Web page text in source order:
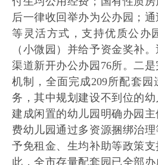
后一律收回举办为公办园；
等灵活方式，支持优质公办
（小微园）并给予资金奖补
渠道新开办公办园76所。二
机制，全面完成209所配套
务，其中规划建设不到位的幼
建成闲置的幼儿园明确办园
费幼儿园通过多资源捆绑治
予免租金、生均补助等政策
此，全市存量配套园已全部